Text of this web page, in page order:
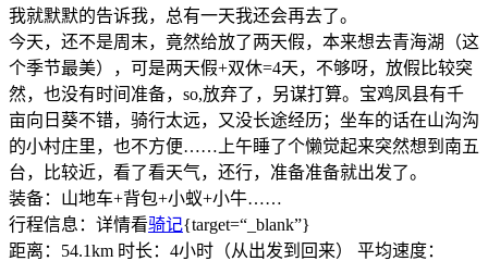
我就默默的告诉我，总有一天我还会再去了。
今天，还不是周末，竟然给放了两天假，本来想去青海湖（这
个季节最美），可是两天假+双休=4天，不够呀，放假比较突
然，也没有时间准备，so,放弃了，另谋打算。宝鸡凤县有千
亩向日葵不错，骑行太远，又没长途经历；坐车的话在山沟沟
的小村庄里，也不方便……上午睡了个懒觉起来突然想到南五
台，比较近，看了看天气，还行，准备准备就出发了。
装备：山地车+背包+小蚁+小牛……
行程信息：详情看骑记{target=“_blank”}
距离：54.1km 时长：4小时（从出发到回来） 平均速度：